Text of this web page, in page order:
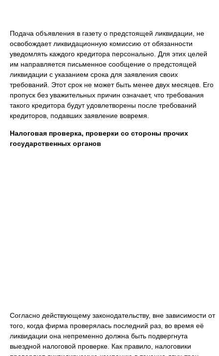
Подача объявления в газету о предстоящей ликвидации, не
освобождает ликвидационную комиссию от обязанности
уведомлять каждого кредитора персонально. Для этих целей
им направляется письменное сообщение о предстоящей
ликвидации с указанием срока для заявления своих
требований. Этот срок не может быть менее двух месяцев. Его
пропуск без уважительных причин означает, что требования
такого кредитора будут удовлетворены после требований
кредиторов, подавших заявление вовремя.
Налоговая проверка, проверки со стороны прочих
государственных органов
Согласно действующему законодательству, вне зависимости от
того, когда фирма проверялась последний раз, во время её
ликвидации она непременно должна быть подвергнута
выездной налоговой проверке. Как правило, налоговики